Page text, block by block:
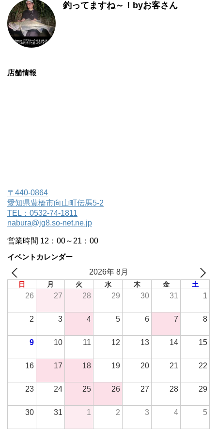
釣ってますね～！byお客さん
店舗情報
〒440-0864
愛知県豊橋市向山町伝馬5-2
TEL：0532-74-1811
nabura@jg8.so-net.ne.jp
営業時間 12：00～21：00
イベントカレンダー
2026年 8月
日 月 火 水 木 金 土
26 27 28 29 30 31 1
2 3 4 5 6 7 8
9 10 11 12 13 14 15
16 17 18 19 20 21 22
23 24 25 26 27 28 29
30 31 1 2 3 4 5